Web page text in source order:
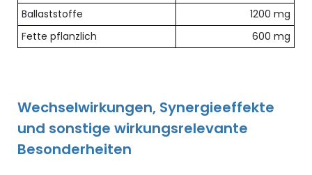
Ballaststoffe
1200 mg
Fette pflanzlich
600 mg
Wechselwirkungen, Synergieeffekte
und sonstige wirkungsrelevante
Besonderheiten